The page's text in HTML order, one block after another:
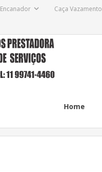
Encanador Caça Vazamento
Home